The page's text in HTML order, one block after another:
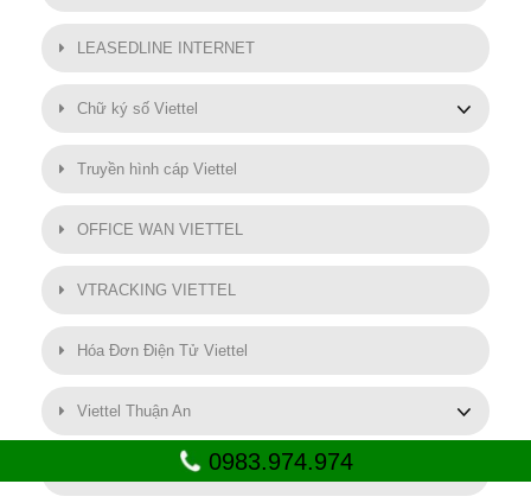
LEASEDLINE INTERNET
Chữ ký số Viettel
Truyền hình cáp Viettel
OFFICE WAN VIETTEL
VTRACKING VIETTEL
Hóa Đơn Điện Tử Viettel
Viettel Thuận An
SMART MOTOR VIETTEL0983.974.974